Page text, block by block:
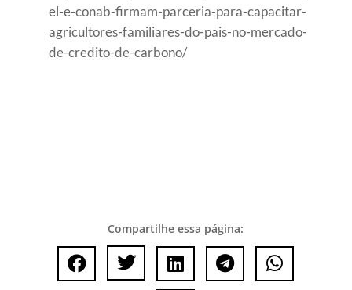
el-e-conab-firmam-parceria-para-capacitar-
agricultores-familiares-do-pais-no-mercado-
de-credito-de-carbono/
Compartilhe essa página:
    